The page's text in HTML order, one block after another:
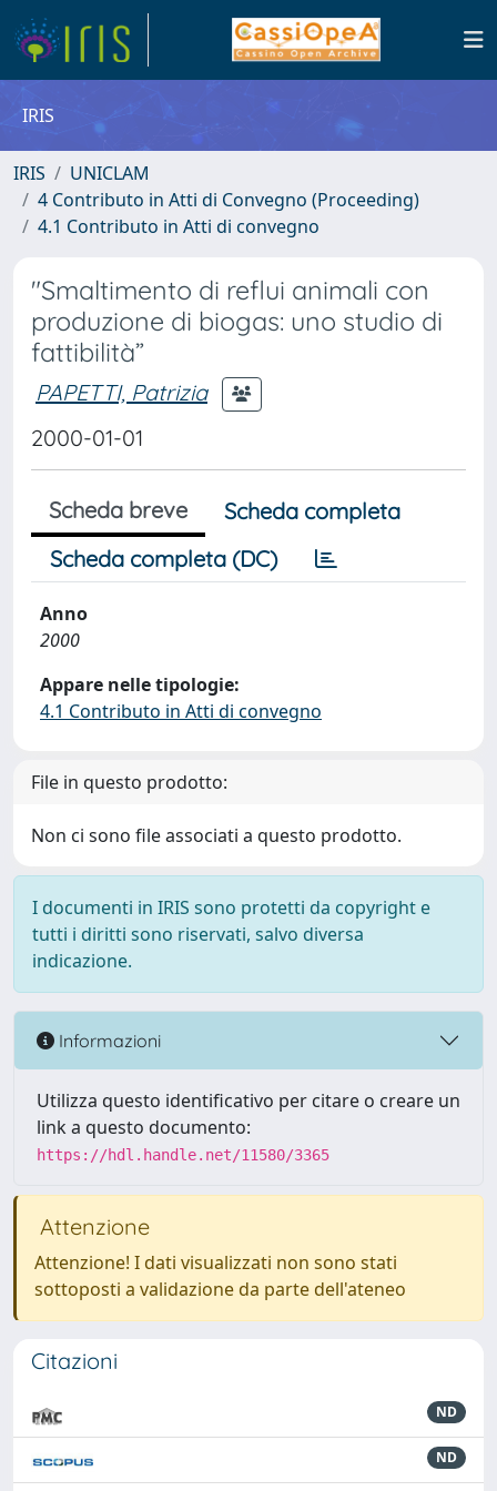
IRIS
IRIS
UNICLAM
4 Contributo in Atti di Convegno (Proceeding)
4.1 Contributo in Atti di convegno
"Smaltimento di reflui animali con
produzione di biogas: uno studio di
fattibilità”
PAPETTI, Patrizia
2000-01-01
Scheda breve
Scheda completa
Scheda completa (DC)
Anno
2000
Appare nelle tipologie:
4.1 Contributo in Atti di convegno
File in questo prodotto:
Non ci sono file associati a questo prodotto.
I documenti in IRIS sono protetti da copyright e
tutti i diritti sono riservati, salvo diversa
indicazione.
Informazioni
Utilizza questo identificativo per citare o creare un
link a questo documento:
https://hdl.handle.net/11580/3365
Attenzione
Attenzione! I dati visualizzati non sono stati
sottoposti a validazione da parte dell'ateneo
Citazioni
ND
ND